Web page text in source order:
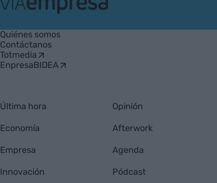
Empresa
Quiénes somos
Contáctanos
Totmedia
EnpresaBIDEA
Última hora
Economía
Empresa
Innovación
Opinión
Afterwork
Agenda
Pódcast